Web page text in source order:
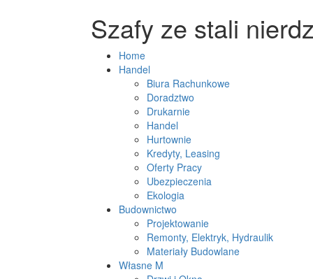
Szafy ze stali
Home
Handel
Biura Rachunkowe
Doradztwo
Drukarnie
Handel
Hurtownie
Kredyty, Leasing
Oferty Pracy
Ubezpieczenia
Ekologia
Budownictwo
Projektowanie
Remonty, Elektryk, Hydraulik
Materiały Budowlane
Własne M